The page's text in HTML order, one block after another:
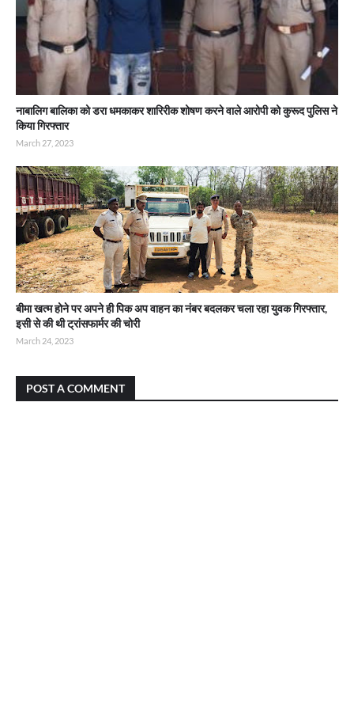
नाबालिग बालिका को डरा धमकाकर शारिरीक शोषण करने वाले आरोपी को कुरूद पुलिस ने
किया गिरफ्तार
March 27, 2023
बीमा खत्म होने पर अपने ही पिक अप वाहन का नंबर बदलकर चला रहा युवक गिरफ्तार,
इसी से की थी ट्रांसफार्मर की चोरी
March 24, 2023
POST A COMMENT